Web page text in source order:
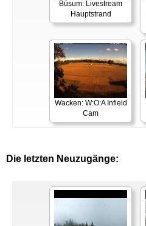
Büsum: Livestream
Hauptstrand
Wacken: W:O:A Infield
Cam
Die letzten Neuzugänge: